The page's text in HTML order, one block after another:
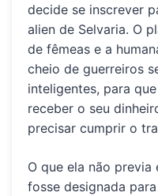
decide se inscrever
alien de Selvaria. O
de fêmeas e a
cheio de guerreiros
inteligentes, para
receber o seu
precisar cumprir o
O que ela não previa
fosse designada